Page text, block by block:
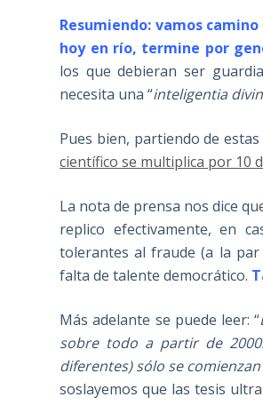
Resumiendo: vamos
hoy en río, termine por
los que debieran ser
necesita una “inteligentia
Pues bien, partiendo de
científico se multiplica por 10
La nota de prensa nos dice
replico efectivamente, en
tolerantes al fraude (a la par
falta de talente democrático.
Más adelante se puede leer: “
sobre todo a partir de
diferentes) sólo se
soslayemos que las tesis